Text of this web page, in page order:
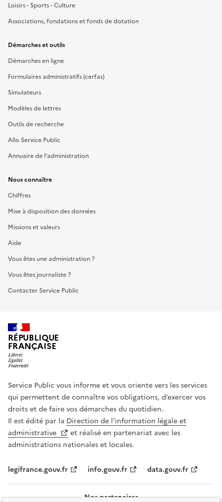
Loisirs - Sports - Culture
Associations, fondations et fonds de dotation
Démarches et outils
Démarches en ligne
Formulaires administratifs (cerfas)
Simulateurs
Modèles de lettres
Outils de recherche
Allo Service Public
Annuaire de l'administration
Nous connaître
Chiffres
Mise à disposition des données
Missions et valeurs
Aide
Vous êtes une administration ?
Vous êtes journaliste ?
Contacter Service Public
RÉPUBLIQUE
FRANÇAISE
Service Public vous informe et vous oriente vers les services
qui permettent de connaître vos obligations, d’exercer vos
droits et de faire vos démarches du quotidien.
Il est édité par la Direction de l’information légale et
administrative
et réalisé en partenariat avec les
administrations nationales et locales.
legifrance.gouv.fr info.gouv.fr data.gouv.fr
Nos partenaires